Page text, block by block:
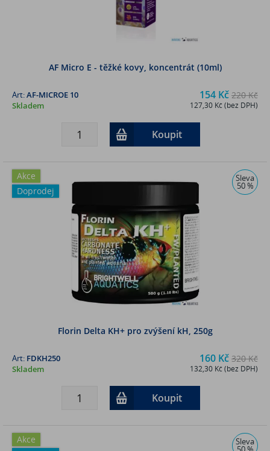
AF Micro E - těžké kovy, koncentrát (10ml)
154 Kč 220 Kč
127,30 Kč (bez DPH)
Art:AF-MICROE 10
Skladem
Koupit
Akce
Doprodej
Sleva
50 %
Florin Delta KH+ pro zvýšení kH, 250g
160 Kč 320 Kč
132,30 Kč (bez DPH)
Art: FDKH250
Skladem
Koupit
Akce
Sleva